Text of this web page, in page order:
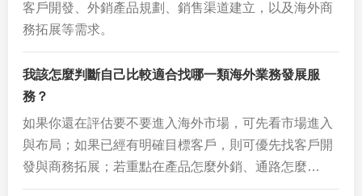
客戶開發、外銷產品規劃、銷售渠道建立，以及海外商
務拓展等需求。
我該怎麼判斷自己比較適合找哪一類海外業務發展服
務？
如果你還在評估要不要進入海外市場，可先看市場進入
與布局；如果已經有明確目標客戶，則可優先找客戶開
發與商務拓展；若重點在產品怎麼外銷、通路怎麼…